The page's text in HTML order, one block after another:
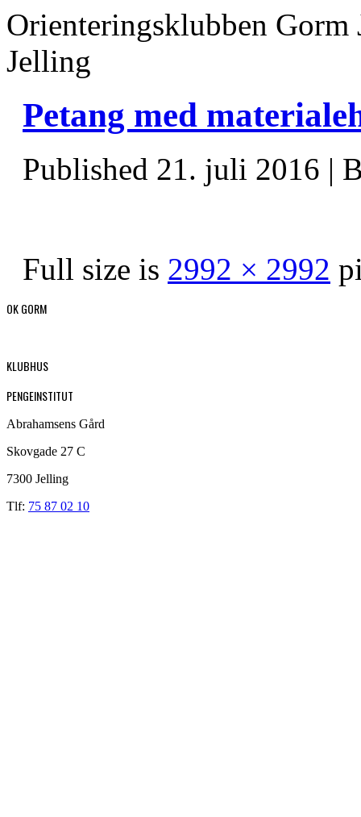
Orienteringsklubben
Jelling
Petang med
Published 21. juli 2016 |
Full size is 2992 × 2992
OK GORM
KLUBHUS
PENGEINSTITUT
Abrahamsens Gård
Skovgade 27 C
7300 Jelling
Tlf: 75 87 02 10